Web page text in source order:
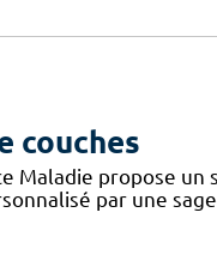
couches
Maladie propose
par une